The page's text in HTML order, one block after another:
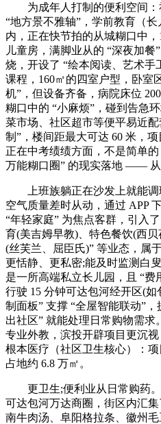
为成年人打制的便利空间：
“地方景不雅轴”，学前教育（
内，正在快节拍的从城糊口中
儿童房，满脚业从的 “深夜加餐
烧，开设了 “绘本阅读、艺术手
课程，160㎡的四室户型，卧室
机”，但设备齐备，病院床位
糊口中的 “小麻烦”，碰到告急
菜市场、社区超市等便平易近
制”，楼间距最大可达 60 米，
正在中考绩绩方面，不是简单的
万能糊口圈” 的现实落地 —— 从
上班族躺正在沙发上就能调
空气质量差时从动，通过 APP
“年轻家庭” 为焦点客群，引入
育(美吉姆早教)、特色餐饮(西
(丝芙兰、屈臣氏)” 等业态，属
更恬静、更私密;能及时监测白
是一所高端私立长儿园，且 “费
行驶 15 分钟可达包河经开区(
制面板” 支撑 “全屋智能联动”
出社区” 就能处理日常购物需求
专业外教，滨投开辟项目更沉视
根本医疗（社区卫生核心）：
占地约 6.8 万㎡。
更卫生;便利业从日常购药。
可达包河万达商圈，街区内汇
南牛肉汤、阜阳格拉条、徽州